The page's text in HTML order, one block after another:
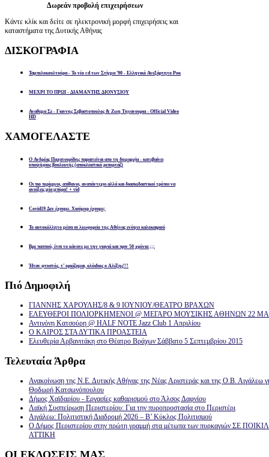
Δωρεάν προβολή επιχειρήσεων
Κάντε κλίκ και δείτε σε ηλεκτρονική μορφή επιχειρήσεις και
καταστήματα της Δυτικής Αθήνας
ΔΙΣΚΟΓΡΑΦΙΑ
Ταμπελοκουλτούρα - Το νέο cd των Στίγμα '90 - Ελληνικό Ανεξάρτητο Ροκ
ΜΕΧΡΙ ΤΟ ΠΡΩΙ - ΔΙΑΜΑΝΤΗΣ ΔΙΟΝΥΣΙΟΥ
Αναθεμα Σε - Γιαννης Σεβαστοπουλος & Ζωη Τηγανουρια - Official Video
HD
ΧΑΜΟΓΕΛΑΣΤΕ
Ο Ανδρέας Παχατουρίδης παραιτείται απο τη δημαρχία - κατεβαίνει
υποψήφιος βουλευτής (αποκλειστικό ρεπορτάζ)
Οι πιο περίεργοι, απίθανοι, αναπάντεχοι αλλά και διασκεδαστικοί τρόποι να
ανοίξεις μία μπύρα! + vid
Covid19 Δεν έχουμε. Χιούμορ έχουμε;
Το αυτοκόλλητο μέσα σε λεωφορείο της Αθήνας ενόψει καλοκαιριού
Βρε παππού, έτσι το κάνατε με την γιαγιά και πριν 50 χρόνια ;;;
Ήταν φτυστός, τ’ ορκίζομαι, ολόιδιος ο Αλέξης!!!
Πιό Δημοφιλή
ΓΙΑΝΝΗΣ ΧΑΡΟΥΛΗΣ/8 & 9 ΙΟΥΝΙΟΥ/ΘΕΑΤΡΟ ΒΡΑΧΩΝ
ΕΛΕΥΘΕΡΟΙ ΠΟΛΙΟΡΚΗΜΕΝΟΙ @ ΜΕΓΑΡΟ ΜΟΥΣΙΚΗΣ ΑΘΗΝΩΝ 22
Αντιγόνη Κατσούρη @ HALF NOTE Jazz Club 1 Απριλίου
Ο ΚΑΙΡΟΣ ΣΤΑ ΔΥΤΙΚΑ ΠΡΟΑΣΤΕΙΑ
Ελευθερία Αρβανιτάκη στο Θέατρο Βράχων Σάββατο 5 Σεπτεμβρίου 2015
Τελευταία Άρθρα
Ανακοίνωση της Ν.Ε. Δυτικής Αθήνας της Νέας Αριστεράς και της Ο.Β. Αιγάλεω
Θοδωρή Κατσωνόπουλου
Δήμος Χαϊδαρίου - Εργασίες καθαρισμού στο Άλσος Δαφνίου
Λαϊκή Συσπείρωση Περιστερίου: Για την πυροπροστασία στο Περιστέρι
Αιγάλεω: Πολιτιστική Διαδρομή 2026 – Β’ Κύκλος Πολιτισμού
Ο Δήμος Περιστερίου στην πρώτη γραμμή στα μέτωπα των πυρκαγιών ΣΕ
ΑΤΤΙΚΗ